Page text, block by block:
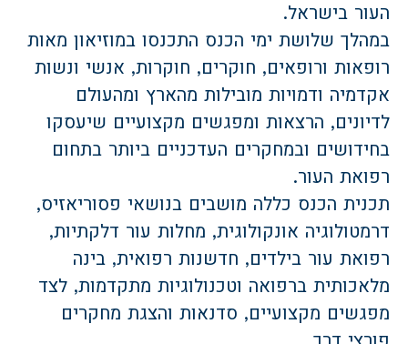
העור בישראל.
במהלך שלושת ימי הכנס התכנסו במוזיאון מאות
רופאות ורופאים, חוקרים, חוקרות, אנשי ונשות
אקדמיה ודמויות מובילות מהארץ ומהעולם
לדיונים, הרצאות ומפגשים מקצועיים שיעסקו
בחידושים ובמחקרים העדכניים ביותר בתחום
רפואת העור.
תכנית הכנס כללה מושבים בנושאי פסוריאזיס,
דרמטולוגיה אונקולוגית, מחלות עור דלקתיות,
רפואת עור בילדים, חדשנות רפואית, בינה
מלאכותית ברפואה וטכנולוגיות מתקדמות, לצד
מפגשים מקצועיים, סדנאות והצגת מחקרים